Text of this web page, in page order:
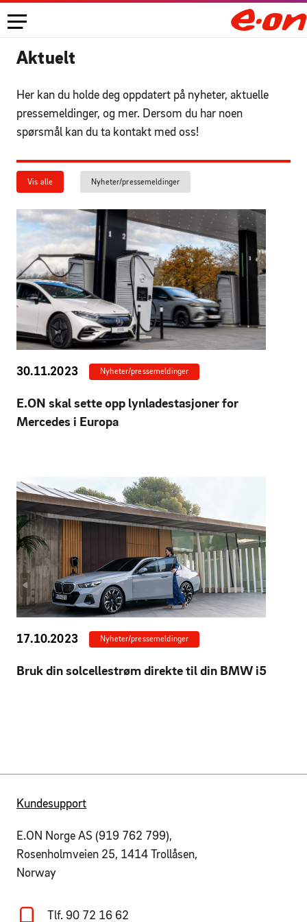
Aktuelt
Her kan du holde deg oppdatert på nyheter, aktuelle
pressemeldinger, og mer. Dersom du har noen
spørsmål kan du ta kontakt med oss!
Vis alle Nyheter/pressemeldinger
30.11.2023 Nyheter/pressemeldinger
E.ON skal sette opp lynladestasjoner for
Mercedes i Europa
17.10.2023 Nyheter/pressemeldinger
Bruk din solcellestrøm direkte til din BMW i5
Kundesupport
E.ON Norge AS (919 762 799),
Rosenholmveien 25, 1414 Trollåsen,
Norway
Tlf. 90 72 16 62